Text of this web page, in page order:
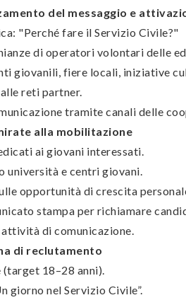
del messaggio e
"Perché fare il Servizio Civile?"
di operatori volontari delle
giovanili, fiere locali, iniziative
reti partner.
tramite canali delle
alla mobilitazione
ai giovani interessati.
università e centri giovani.
opportunità di crescita
stampa per richiamare
di comunicazione.
di reclutamento
18–28 anni).
giorno nel Servizio Civile”.